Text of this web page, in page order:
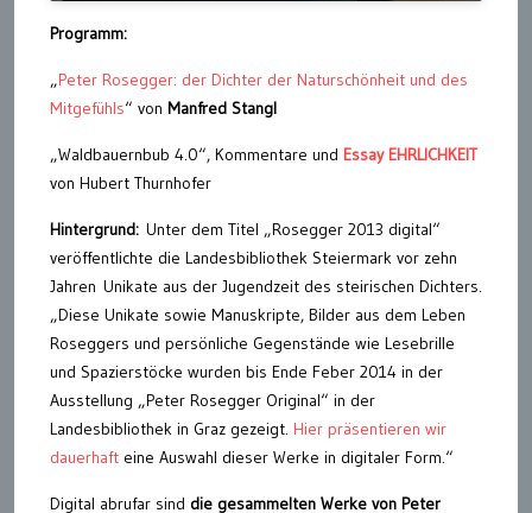
Programm:
„Peter Rosegger: der Dichter der Naturschönheit und des
Mitgefühls“ von Manfred Stangl
„Waldbauernbub 4.0“, Kommentare und Essay EHRLICHKEIT
von Hubert Thurnhofer
Hintergrund: Unter dem Titel „Rosegger 2013 digital“
veröffentlichte die Landesbibliothek Steiermark vor zehn
Jahren Unikate aus der Jugendzeit des steirischen Dichters.
„Diese Unikate sowie Manuskripte, Bilder aus dem Leben
Roseggers und persönliche Gegenstände wie Lesebrille
und Spazierstöcke wurden bis Ende Feber 2014 in der
Ausstellung „Peter Rosegger Original“ in der
Landesbibliothek in Graz gezeigt. Hier präsentieren wir
dauerhaft eine Auswahl dieser Werke in digitaler Form.“
Digital abrufar sind die gesammelten Werke von Peter